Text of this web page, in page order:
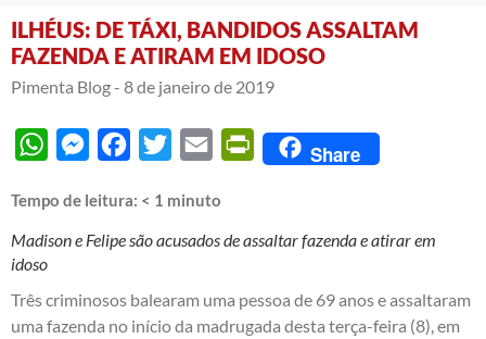
ILHÉUS: DE TÁXI, BANDIDOS ASSALTAM
FAZENDA E ATIRAM EM IDOSO
Pimenta Blog - 8 de janeiro de 2019
WhatsAppMessengerFacebook
Twitter Email PrintFriendly
Share
Tempo de leitura: < 1 minuto
Madison e Felipe são acusados de assaltar fazenda e atirar em
idoso
Três criminosos balearam uma pessoa de 69 anos e assaltaram
uma fazenda no início da madrugada desta terça-feira (8), em